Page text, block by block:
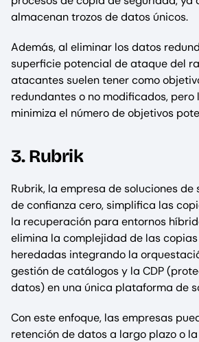
almacenan trozos de datos únicos.
Además, al eliminar los datos
superficie potencial de ataque del
atacantes suelen tener como
redundantes o no modificados,
minimiza el número de objetivos
3. Rubrik
Rubrik, la empresa de soluciones
de confianza cero, simplifica las
la recuperación para entornos
elimina la complejidad de las
heredadas integrando la
gestión de catálogos y la CDP
datos) en una única plataforma de
Con este enfoque, las empresas
retención de datos a largo plazo o